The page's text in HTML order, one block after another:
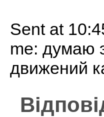
Sent at
me: думаю
движений